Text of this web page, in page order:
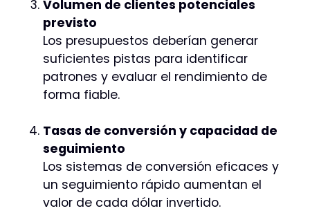
Volumen de clientes potenciales
previsto
Los presupuestos deberían generar
suficientes pistas para identificar
patrones y evaluar el rendimiento de
forma fiable.
Tasas de conversión y capacidad de
seguimiento
Los sistemas de conversión eficaces y
un seguimiento rápido aumentan el
valor de cada dólar invertido.